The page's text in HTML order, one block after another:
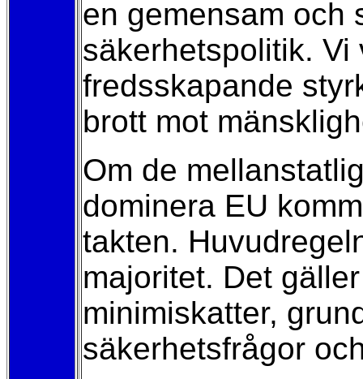
en gemensam och
säkerhetspolitik.
fredsskapande
brott mot
Om de
dominera EU
takten.
majoritet. Det
minimiskatter,
säkerhetsfrågor